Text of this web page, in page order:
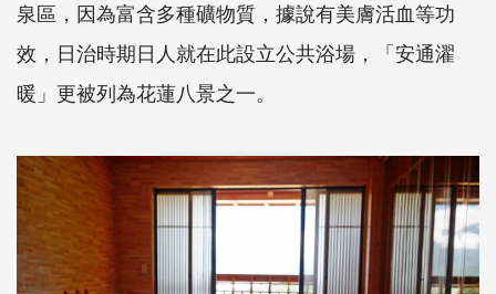
泉區，因為富含多種礦物質，據說有美膚活血等功
效，日治時期日人就在此設立公共浴場，「安通濯
暖」更被列為花蓮八景之一。